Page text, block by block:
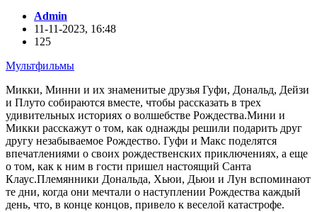
Admin
11-11-2023, 16:48
125
Мультфильмы
Микки, Минни и их знаменитые друзья Гуфи, Дональд, Дейзи
и Плуто собираются вместе, чтобы рассказать в трех
удивительных историях о волшебстве Рождества.Мини и
Микки расскажут о том, как однажды решили подарить друг
другу незабываемое Рождество. Гуфи и Макс поделятся
впечатлениями о своих рождественских приключениях, а еще
о том, как к ним в гости пришел настоящий Санта
Клаус.Племянники Дональда, Хьюи, Дьюи и Лун вспоминают
те дни, когда они мечтали о наступлении Рождества каждый
день, что, в конце концов, привело к веселой катастрофе.